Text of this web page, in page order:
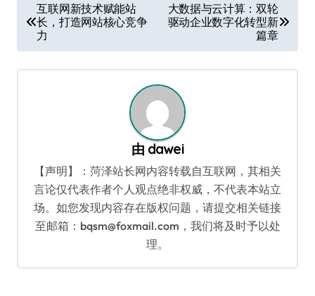
章
导
航
互联网新技术赋能站
长，打造网站核心竞争
力
大数据与云计算：双轮
驱动企业数字化转型新
篇章
由 dawei
【声明】：菏泽站长网内容转载自互联网，其相关
言论仅代表作者个人观点绝非权威，不代表本站立
场。如您发现内容存在版权问题，请提交相关链接
至邮箱：bqsm@foxmail.com，我们将及时予以处
理。